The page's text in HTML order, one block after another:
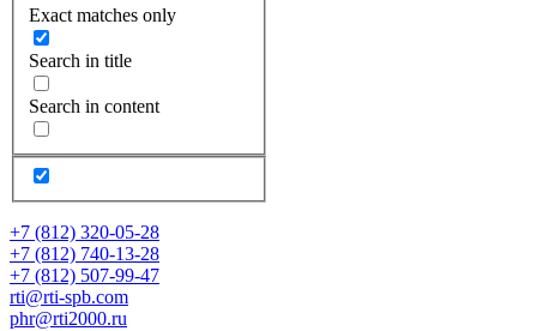
Exact matches only
Search in title
Search in content
+7 (812) 320-05-28
+7 (812) 740-13-28
+7 (812) 507-99-47
rti@rti-spb.com
phr@rti2000.ru